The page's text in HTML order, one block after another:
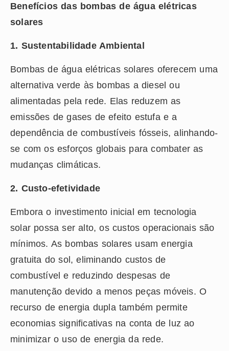
Benefícios das bombas de água elétricas
solares
1. Sustentabilidade Ambiental
Bombas de água elétricas solares oferecem uma
alternativa verde às bombas a diesel ou
alimentadas pela rede. Elas reduzem as
emissões de gases de efeito estufa e a
dependência de combustíveis fósseis, alinhando-
se com os esforços globais para combater as
mudanças climáticas.
2. Custo-efetividade
Embora o investimento inicial em tecnologia
solar possa ser alto, os custos operacionais são
mínimos. As bombas solares usam energia
gratuita do sol, eliminando custos de
combustível e reduzindo despesas de
manutenção devido a menos peças móveis. O
recurso de energia dupla também permite
economias significativas na conta de luz ao
minimizar o uso de energia da rede.